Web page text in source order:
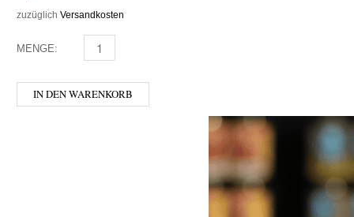
zuzüglich Versandkosten
MENGE: DUVEL MENGE
IN DEN WARENKORB